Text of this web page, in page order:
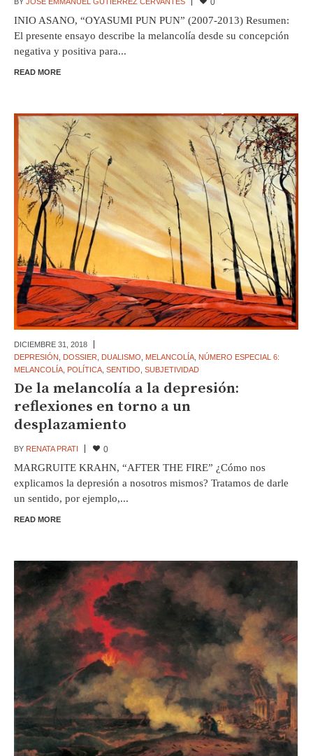
0
INIO ASANO, “OYASUMI PUN PUN” (2007-2013) Resumen:
El presente ensayo describe la melancolía desde su concepción
negativa y positiva para...
READ MORE
DICIEMBRE 31, 2018
DEPRESIÓN
DOSSIER DUALISMO MELANCOLÍA, NÚMERO ESPECIAL 6:
MELANCOLÍA, POLÍTICA, SENTIDO SUBJETIVIDAD
De la melancolía a la depresión:
reflexiones en torno a un
desplazamiento
BY RENATA PRATI 0
MARGRUITE KRAHN, “AFTER THE FIRE” ¿Cómo nos
explicamos la depresión a nosotros mismos? Tratamos de darle
un sentido, por ejemplo,...
READ MORE